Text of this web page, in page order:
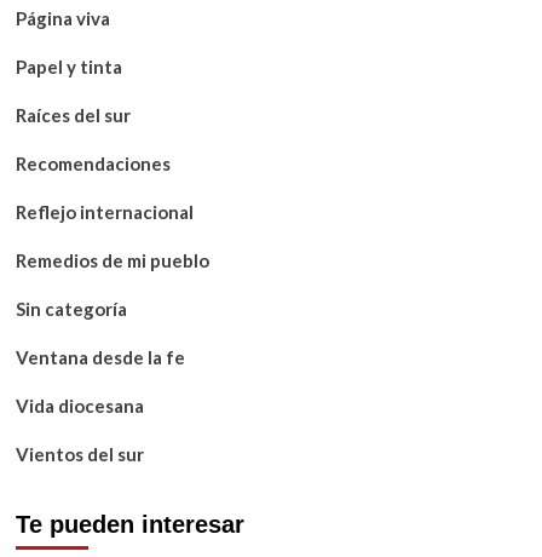
Página viva
Papel y tinta
Raíces del sur
Recomendaciones
Reflejo internacional
Remedios de mi pueblo
Sin categoría
Ventana desde la fe
Vida diocesana
Vientos del sur
Te pueden interesar